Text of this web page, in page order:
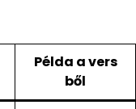
Példa a vers
ből